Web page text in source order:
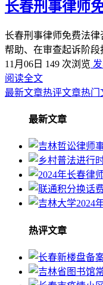
长春刑事律师
长春刑事律师免费法
帮助、在审查起诉阶段
11月06日 149 次浏览
阅读全文
最新文章热评文章热门
最新文章
热评文章